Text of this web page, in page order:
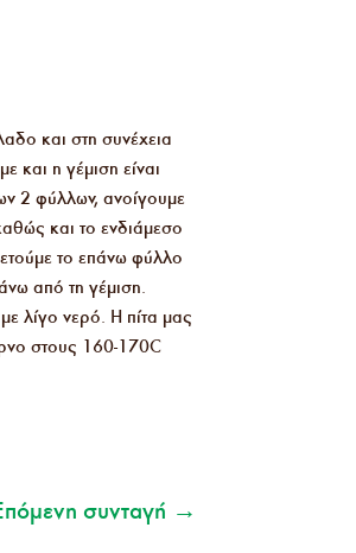
και στη συνέχεια
και η γέμιση είναι
2 φύλλων, ανοίγουμε
και το ενδιάμεσο
το επάνω φύλλο
από τη γέμιση.
λίγο νερό. Η πίτα μας
στους 160-170C
συνταγή →